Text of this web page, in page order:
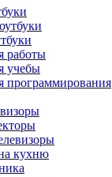
работы
учебы
программирования
кухню